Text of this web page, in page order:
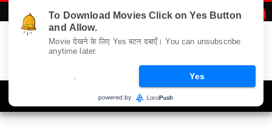
To Download Movies Click on Yes Button
and Allow.
Movie देखने के लिए Yes बटन दबाएँ। You can unsubscribe
anytime later.
Yes